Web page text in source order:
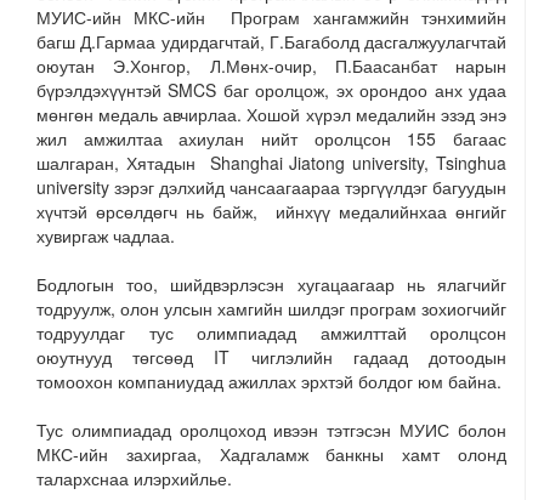
МУИС-ийн МКС-ийн Програм хангамжийн тэнхимийн
багш Д.Гармаа удирдагчтай, Г.Багаболд дасгалжуулагчтай
оюутан Э.Хонгор, Л.Мөнх-очир, П.Баасанбат нарын
бүрэлдэхүүнтэй SMCS баг оролцож, эх орондоо анх удаа
мөнгөн медаль авчирлаа. Хошой хүрэл медалийн эзэд энэ
жил амжилтаа ахиулан нийт оролцсон 155 багаас
шалгаран, Хятадын Shanghai Jiatong university, Tsinghua
university зэрэг дэлхийд чансаагаараа тэргүүлдэг багуудын
хүчтэй өрсөлдөгч нь байж, ийнхүү медалийнхаа өнгийг
хувиргаж чадлаа.
Бодлогын тоо, шийдвэрлэсэн хугацаагаар нь ялагчийг
тодруулж, олон улсын хамгийн шилдэг програм зохиогчийг
тодруулдаг тус олимпиадад амжилттай оролцсон
оюутнууд төгсөөд IT чиглэлийн гадаад дотоодын
томоохон компаниудад ажиллах эрхтэй болдог юм байна.
Тус олимпиадад оролцоход ивээн тэтгэсэн МУИС болон
МКС-ийн захиргаа, Хадгаламж банкны хамт олонд
талархснаа илэрхийлье.